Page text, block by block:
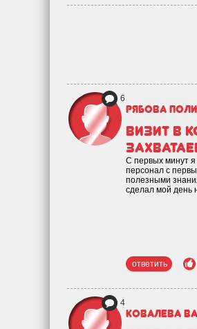
6
Рябова
Визит в
С первых минут я
персонал с
полезными
сделал мой день
ответить
4
Ковалева